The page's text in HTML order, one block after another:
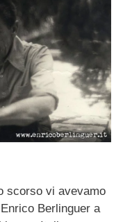
scorso vi avevamo
Berlinguer a